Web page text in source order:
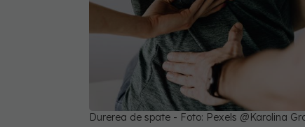
Durerea de spate - Foto: Pexels @Karolina